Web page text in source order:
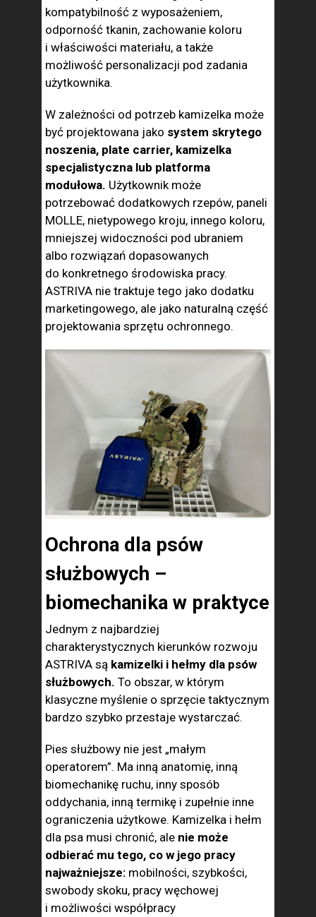
kompatybilność z wyposażeniem,
odporność tkanin, zachowanie koloru
i właściwości materiału, a także
możliwość personalizacji pod zadania
użytkownika.
W zależności od potrzeb kamizelka może
być projektowana jako system skrytego
noszenia, plate carrier, kamizelka
specjalistyczna lub platforma
modułowa. Użytkownik może
potrzebować dodatkowych rzepów, paneli
MOLLE, nietypowego kroju, innego koloru,
mniejszej widoczności pod ubraniem
albo rozwiązań dopasowanych
do konkretnego środowiska pracy.
ASTRIVA nie traktuje tego jako dodatku
marketingowego, ale jako naturalną część
projektowania sprzętu ochronnego.
Ochrona dla psów
służbowych –
biomechanika w praktyce
Jednym z najbardziej
charakterystycznych kierunków rozwoju
ASTRIVA są kamizelki i hełmy dla psów
służbowych. To obszar, w którym
klasyczne myślenie o sprzęcie taktycznym
bardzo szybko przestaje wystarczać.
Pies służbowy nie jest „małym
operatorem”. Ma inną anatomię, inną
biomechanikę ruchu, inny sposób
oddychania, inną termikę i zupełnie inne
ograniczenia użytkowe. Kamizelka i hełm
dla psa musi chronić, ale nie może
odbierać mu tego, co w jego pracy
najważniejsze: mobilności, szybkości,
swobody skoku, pracy węchowej
i możliwości współpracy